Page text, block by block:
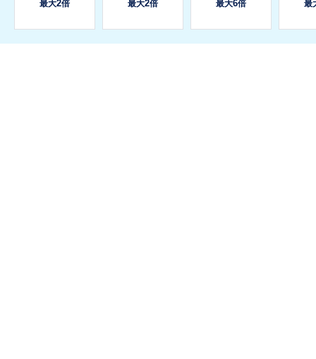
最大2倍 最大2倍 最大6倍 最